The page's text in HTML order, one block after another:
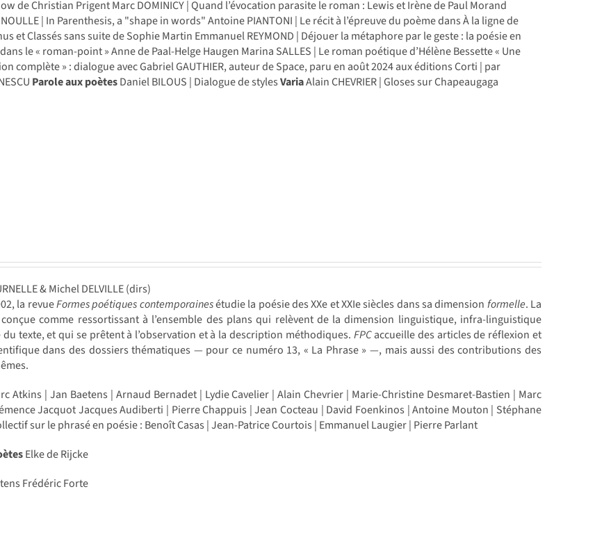
de Christian Prigent Marc DOMINICY | Quand l’évocation parasite le roman : Lewis et Irène de Paul Morand
| In Parenthesis, a "shape in words" Antoine PIANTONI | Le récit à l’épreuve du poème dans À la ligne de
et Classés sans suite de Sophie Martin Emmanuel REYMOND | Déjouer la métaphore par le geste : la poésie en
le « roman-point » Anne de Paal-Helge Haugen Marina SALLES | Le roman poétique d’Hélène Bessette « Une
complète » : dialogue avec Gabriel GAUTHIER, auteur de Space, paru en août 2024 aux éditions Corti | par
Parole aux poètesDaniel BILOUS | Dialogue de stylesVariaAlain CHEVRIER | Gloses sur Chapeaugaga
& Michel DELVILLE (dirs)
la revueFormes poétiques contemporainesétudie la poésie des XXe et XXIe siècles dans sa dimension formelle. La
comme ressortissant à l’ensemble des plans qui relèvent de la dimension linguistique, infra-linguistique
texte, et qui se prêtent à l’observation et à la description méthodiques. FPCaccueille des articles de réflexion et
dans des dossiers thématiques — pour ce numéro 13, « La Phrase » —, mais aussi des contributions des
Atkins | Jan Baetens | Arnaud Bernadet | Lydie Cavelier | Alain Chevrier | Marie-Christine Desmaret-Bastien | Marc
Jacquot Jacques Audiberti | Pierre Chappuis | Jean Cocteau | David Foenkinos | Antoine Mouton | Stéphane
sur le phrasé en poésie : Benoît Casas | Jean-Patrice Courtois | Emmanuel Laugier | Pierre Parlant
Elke de Rijcke
Frédéric Forte